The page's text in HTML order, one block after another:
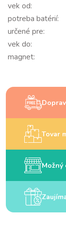
vek od:
potreba batérií:
určené pre:
vek do:
magnet:
Tovar